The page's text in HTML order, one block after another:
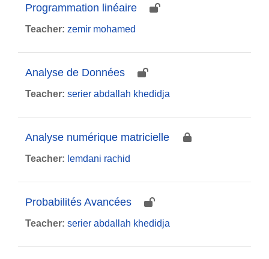
Programmation linéaire
Teacher: zemir mohamed
Analyse de Données
Teacher: serier abdallah khedidja
Analyse numérique matricielle
Teacher: lemdani rachid
Probabilités Avancées
Teacher: serier abdallah khedidja